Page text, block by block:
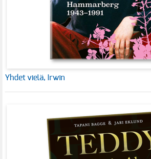
Yhdet vielä, Irwin